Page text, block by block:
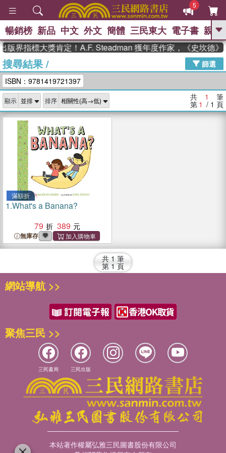
5
GO
The Odyssey 、
父親節 、 如果歷史是一群喵 、 暑期
念華 、 台灣的李登輝時代 、 數學女
孩：黎曼猜想
偉大的迷走神經
暢銷榜 新品 中文 外文 簡體 三民東大 電子書 親子
版界指標大獎肯定！A.F. Steadman 獲年度作家，《史坎德》
搜尋結果/
篩選
ISBN：9781419721397
顯示 排序 共 1 筆
第 1 / 1 頁
滿額折
1.What's a Banana?
79
389
無庫存
共 1 筆
第 1 頁
網站導航 >>
聚焦三民 >>
三民書局 三民出版
本站著作權屬弘雅三民圖書股份有限公司